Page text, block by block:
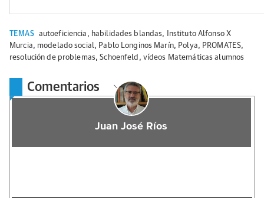
TEMAS autoeficiencia , habilidades blandas,
Instituto Alfonso X
Murcia, modelado social , Pablo Longinos Marín, Polya, PROMATES,
resolución de problemas,Schoenfeld , vídeos Matemáticas alumnos
Comentarios
Juan José Ríos